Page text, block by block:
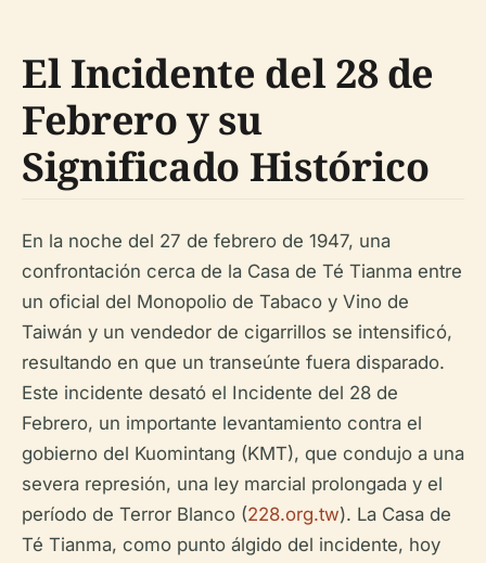
El Incidente del 28 de
Febrero y su
Significado Histórico
En la noche del 27 de febrero de 1947, una
confrontación cerca de la Casa de Té Tianma entre
un oficial del Monopolio de Tabaco y Vino de
Taiwán y un vendedor de cigarrillos se intensificó,
resultando en que un transeúnte fuera disparado.
Este incidente desató el Incidente del 28 de
Febrero, un importante levantamiento contra el
gobierno del Kuomintang (KMT), que condujo a una
severa represión, una ley marcial prolongada y el
período de Terror Blanco (228.org.tw). La Casa de
Té Tianma, como punto álgido del incidente, hoy